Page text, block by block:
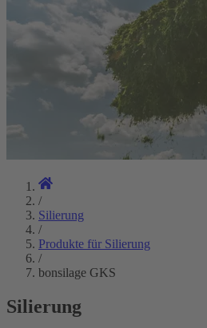
/
Silierung
/
Produkte für Silierung
/
bonsilage GKS
Silierung